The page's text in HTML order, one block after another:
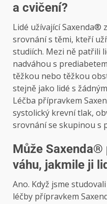
a cvičení?
Lidé užívající Saxenda®
srovnání s těmi, kteří
studiích. Mezi ně patřili
nadváhou s
těžkou nebo těžkou
stejně jako lidé s
Léčba přípravkem
systolický krevní tlak,
srovnání se skupinou s
Může
váhu, jakmile ji
Ano. Když jsme
léčby přípravkem